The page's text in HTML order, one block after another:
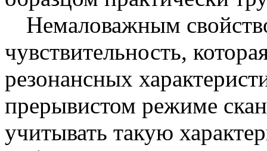
Немаловажным
чувствительность,
резонансных
прерывистом режиме
учитывать такую